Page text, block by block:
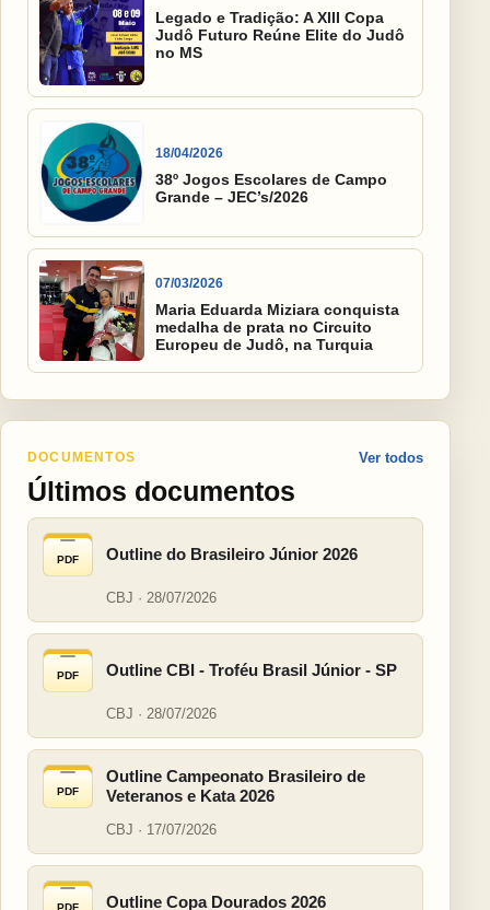
Legado e Tradição: A XIII Copa
Judô Futuro Reúne Elite do Judô
no MS
18/04/2026
38º Jogos Escolares de Campo
Grande – JEC’s/2026
07/03/2026
Maria Eduarda Miziara conquista
medalha de prata no Circuito
Europeu de Judô, na Turquia
DOCUMENTOS
Últimos documentos
Ver todos
PDF Outline do Brasileiro Júnior 2026
CBJ · 28/07/2026
PDF Outline CBI - Troféu Brasil Júnior - SP
CBJ · 28/07/2026
PDF
Outline Campeonato Brasileiro de
Veteranos e Kata 2026
CBJ · 17/07/2026
PDF Outline Copa Dourados 2026